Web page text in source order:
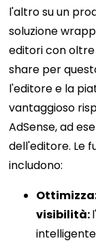
l'altro su un
soluzione
editori con oltre
share per
l'editore e la
vantaggioso
AdSense, ad
dell'editore. Le
includono:
visibilità: